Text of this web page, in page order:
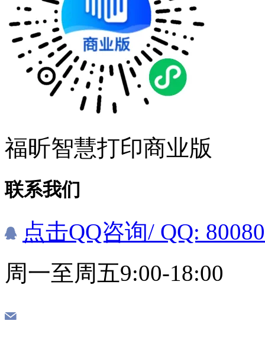
福昕智慧打印商业版
联系我们
点击QQ咨询/ QQ:
周一至周五9:00-18:00